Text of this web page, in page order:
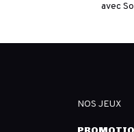
avec
NOS JEUX